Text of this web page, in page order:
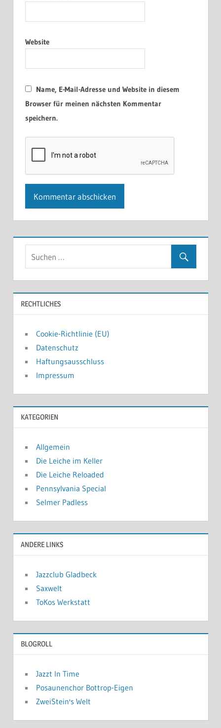
Website
Name, E-Mail-Adresse und Website in diesem
Browser für meinen nächsten Kommentar
speichern.
RECHTLICHES
Cookie-Richtlinie (EU)
Datenschutz
Haftungsausschluss
Impressum
KATEGORIEN
Allgemein
Die Leiche im Keller
Die Leiche Reloaded
Pennsylvania Special
Selmer Padless
ANDERE LINKS
Jazzclub Gladbeck
Saxwelt
ToKos Werkstatt
BLOGROLL
Jazzt In Time
Posaunenchor Bottrop-Eigen
ZweiStein's Welt